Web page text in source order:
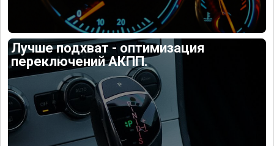
Лучше подхват - оптимизация
переключений АКПП.